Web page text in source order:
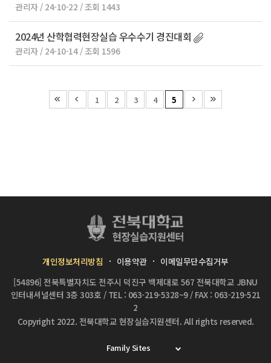
관리자 / 24-10-22 / 조회 1443
2024년 산학협력현장실습 우수수기 경진대회
관리자 / 24-10-14 / 조회 1596
1 2 3 4 5
개인정보처리방침 이용약관
이메일무단수집거부
[54896] 전북특별자치도 전주시 덕진구 백제대로 567 전북대학교 JBNU
인터내셔널센터 3층 303호 / TEL : 063-219-5328~9/ FAX : 063-219-521
2
Copyright 2022. 전북대학교 현장실습지원센터. All rights reserved.
Family Sites